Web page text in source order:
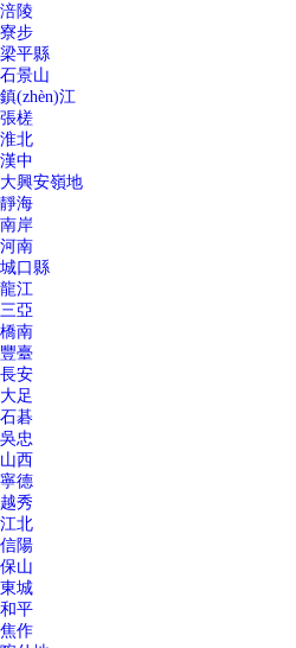
涪陵
寮步
梁平縣
石景山
鎮(zhèn)江
張槎
淮北
漢中
大興安嶺地
靜海
南岸
河南
城口縣
龍江
三亞
橋南
豐臺
長安
大足
石碁
吳忠
山西
寧德
越秀
江北
信陽
保山
東城
和平
焦作